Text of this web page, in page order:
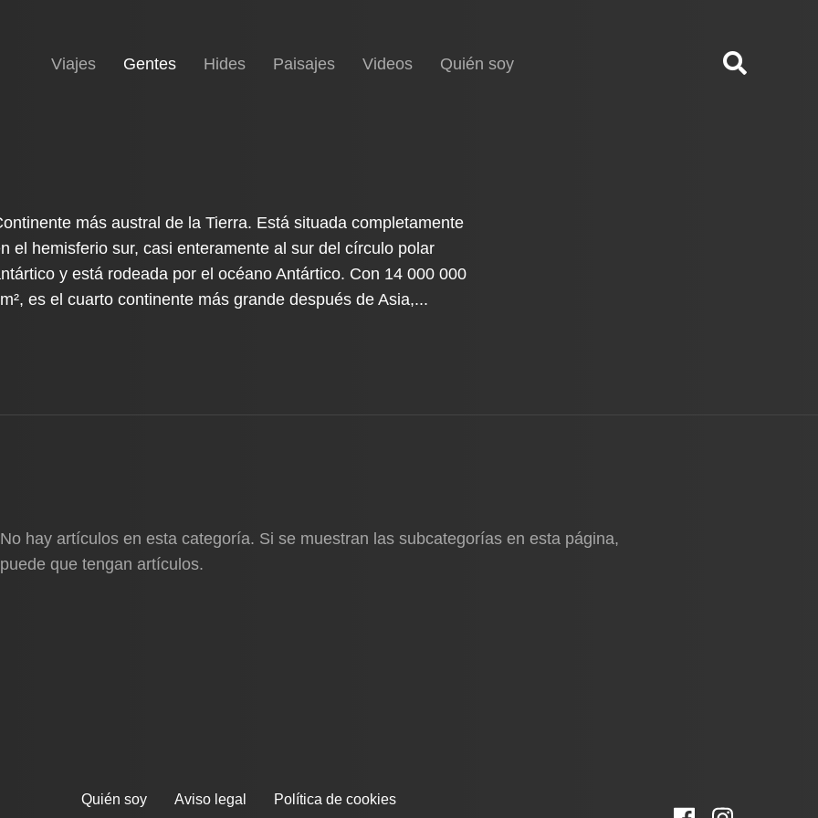
Inicio
Viajes Gentes(current)
Hides Paisajes Videos Quién soy
más austral de la Tierra. Está situada completamente
el hemisferio sur, casi enteramente al sur del círculo polar
y está rodeada por el océano Antártico. Con 14 000 000
es el cuarto continente más grande después de Asia,...
No hay artículos en esta categoría. Si se muestran las subcategorías en esta página,
puede que tengan artículos.
Quién soy Aviso legal Política de cookies